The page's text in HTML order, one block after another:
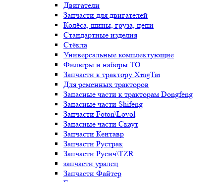
Двигатели
Запчасти для двигателей
Колёса, шины, груза, цепи
Стандартные изделия
Стёкла
Универсальные комплектующие
Фильтры и наборы ТО
Запчасти к трактору XingTai
Для ременных тракторов
Запасные части к тракторам Dongfeng
Запасные части Shifeng
Запчасти Foton\Lovol
Запасные части Скаут
Запчасти Кентавр
Запчасти Рустрак
Запчасти Русич\TZR
запчасти уралец
Запчасти Файтер